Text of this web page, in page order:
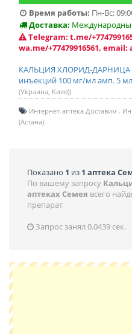
Время работы: Пн-Вс:
Доставка:
Telegram: t.me/
wa.me/+77479916561,
КАЛЬЦИЯ ХЛОРИД-ДАРНИЦА
инъекций 100 мг/мл амп. 5
(Украина, Киев))
Интернет-аптека Доставим
(Астана)
Показано 1 из 1 аптека
По вашему запросу
аптеках Семея всего
препарат
Запрос занял 0.0439 сек.